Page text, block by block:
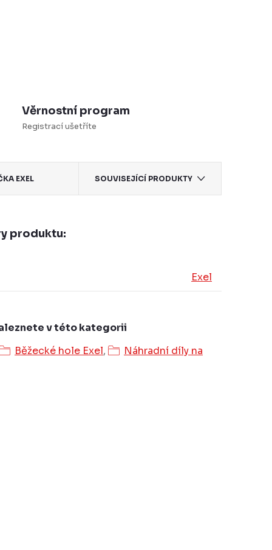
Věrnostní program
Registrací ušetříte
EXEL SOUVISEJÍCÍ PRODUKTY
produktu:
Exel
v této kategorii
Běžecké hole Exel,
Náhradní díly na